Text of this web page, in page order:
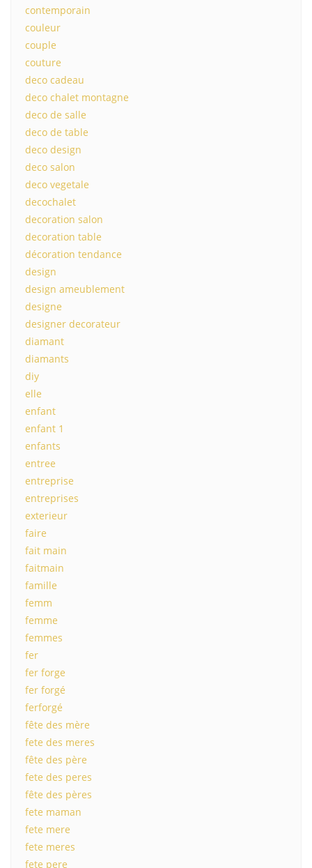
contemporain
couleur
couple
couture
deco cadeau
deco chalet montagne
deco de salle
deco de table
deco design
deco salon
deco vegetale
decochalet
decoration salon
decoration table
décoration tendance
design
design ameublement
designe
designer decorateur
diamant
diamants
diy
elle
enfant
enfant 1
enfants
entree
entreprise
entreprises
exterieur
faire
fait main
faitmain
famille
femm
femme
femmes
fer
fer forge
fer forgé
ferforgé
fête des mère
fete des meres
fête des père
fete des peres
fête des pères
fete maman
fete mere
fete meres
fete pere